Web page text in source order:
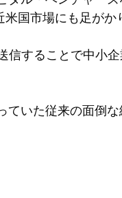
国市場にも足がか
することで中小
いた従来の面倒